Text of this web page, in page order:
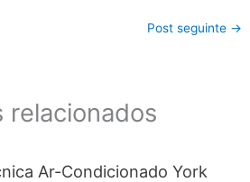
Post seguinte →
relacionados
Ar-Condicionado York